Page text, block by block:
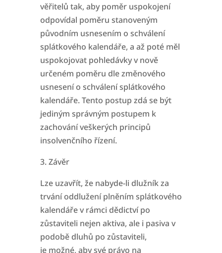
věřitelů tak, aby poměr uspokojení
odpovídal poměru stanoveným
původním usnesením o schválení
splátkového kalendáře, a až poté měl
uspokojovat pohledávky v nově
určeném poměru dle změnového
usnesení o schválení splátkového
kalendáře. Tento postup zdá se být
jediným správným postupem k
zachování veškerých principů
insolvenčního řízení.
3. Závěr
Lze uzavřít, že nabyde-li dlužník za
trvání oddlužení plněním splátkového
kalendáře v rámci dědictví po
zůstaviteli nejen aktiva, ale i pasiva v
podobě dluhů po zůstaviteli,
je možné, aby své právo na